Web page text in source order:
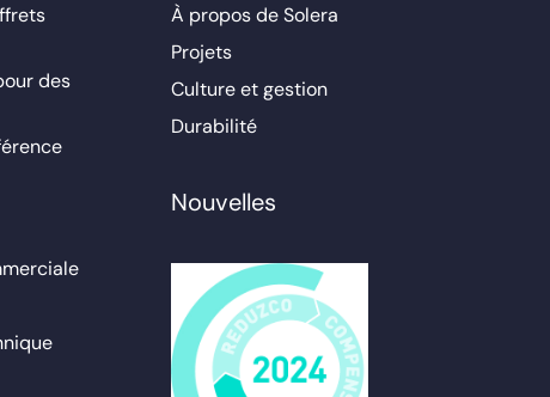
des
À propos de Solera
Projets
Culture et gestion
Durabilité
Nouvelles